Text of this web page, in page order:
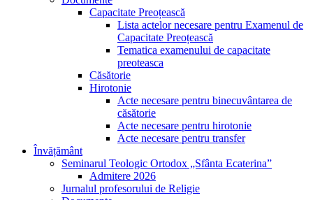
Capacitate Preoțească
Lista actelor necesare pentru Examenul de
Capacitate Preoțească
Tematica examenului de capacitate
preoteasca
Căsătorie
Hirotonie
Acte necesare pentru binecuvântarea de
căsătorie
Acte necesare pentru hirotonie
Acte necesare pentru transfer
Învățământ
Seminarul Teologic Ortodox „Sfânta Ecaterina”
Admitere 2026
Jurnalul profesorului de Religie